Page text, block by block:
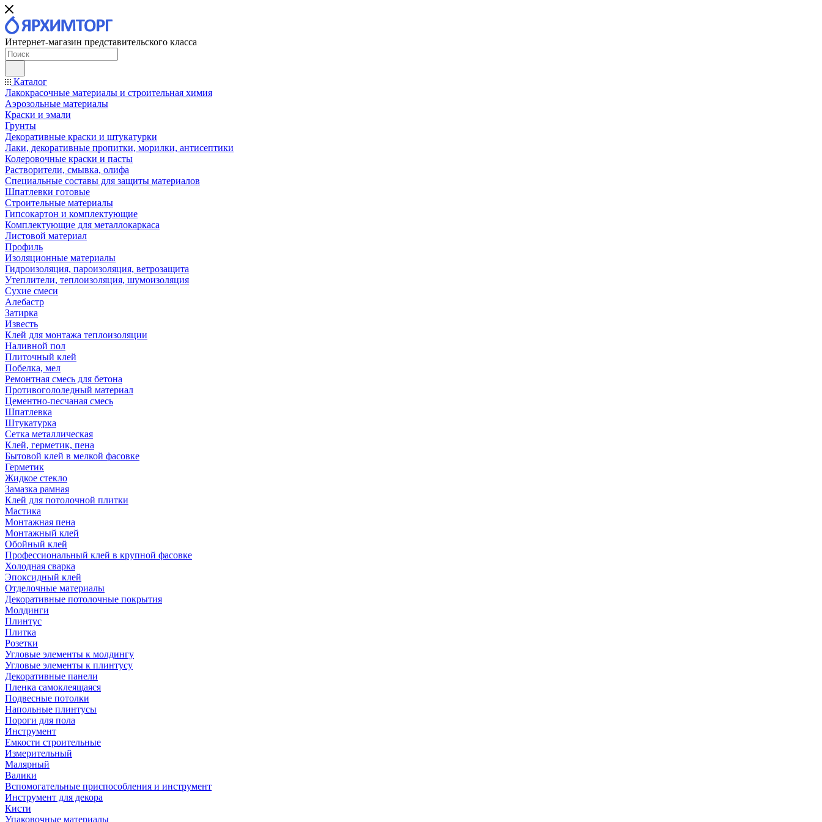
Интернет-магазин представительского класса
Каталог
Лакокрасочные материалы и строительная химия
Аэрозольные материалы
Краски и эмали
Грунты
Декоративные краски и штукатурки
Лаки, декоративные пропитки, морилки, антисептики
Колеровочные краски и пасты
Растворители, смывка, олифа
Специальные составы для защиты материалов
Шпатлевки готовые
Строительные материалы
Гипсокартон и комплектующие
Комплектующие для металлокаркаса
Листовой материал
Профиль
Изоляционные материалы
Гидроизоляция, пароизоляция, ветрозащита
Утеплители, теплоизоляция, шумоизоляция
Сухие смеси
Алебастр
Затирка
Известь
Клей для монтажа теплоизоляции
Наливной пол
Плиточный клей
Побелка, мел
Ремонтная смесь для бетона
Противогололедный материал
Цементно-песчаная смесь
Шпатлевка
Штукатурка
Сетка металлическая
Клей, герметик, пена
Бытовой клей в мелкой фасовке
Герметик
Жидкое стекло
Замазка рамная
Клей для потолочной плитки
Мастика
Монтажная пена
Монтажный клей
Обойный клей
Профессиональный клей в крупной фасовке
Холодная сварка
Эпоксидный клей
Отделочные материалы
Декоративные потолочные покрытия
Молдинги
Плинтус
Плитка
Розетки
Угловые элементы к молдингу
Угловые элементы к плинтусу
Декоративные панели
Пленка самоклеящаяся
Подвесные потолки
Напольные плинтусы
Пороги для пола
Инструмент
Емкости строительные
Измерительный
Малярный
Валики
Вспомогательные приспособления и инструмент
Инструмент для декора
Кисти
Упаковочные материалы